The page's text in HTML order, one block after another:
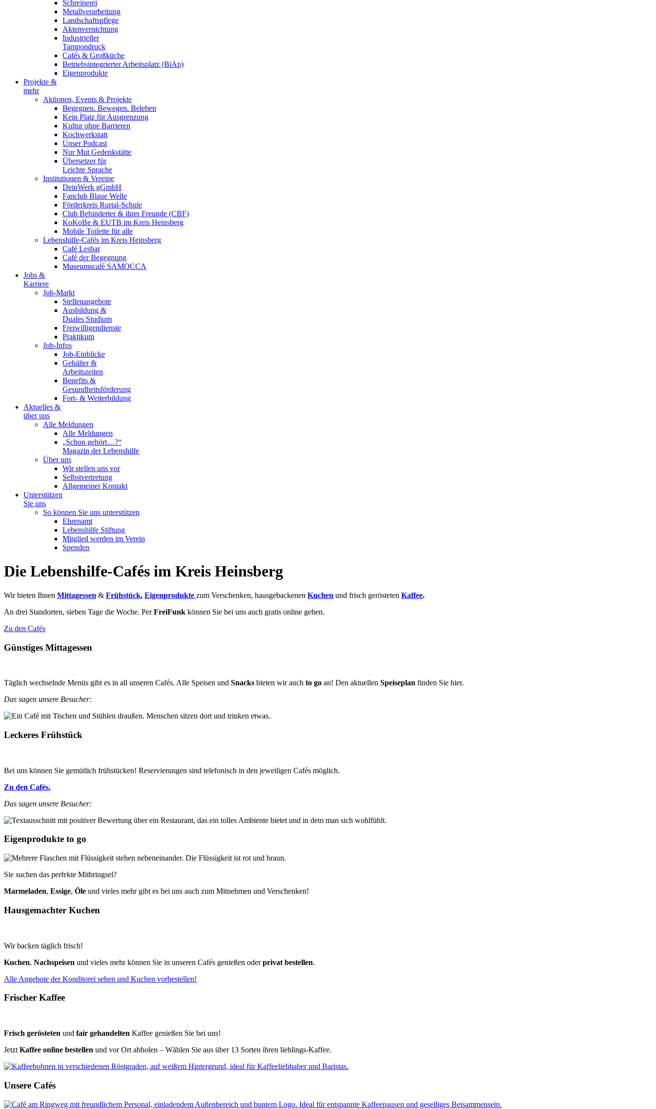
Schreinerei
Metallverarbeitung
Landschaftspflege
Aktenvernichtung
Industrieller
Tampondruck
Cafés & Großküche
Betriebsintegrierter Arbeitsplatz (BiAp)
Eigenprodukte
Projekte &
mehr
Aktionen, Events & Projekte
Begegnen. Bewegen. Beleben
Kein Platz für Ausgrenzung
Kultur ohne Barrieren
Kochwerkstatt
Unser Podcast
Nur Mut Gedenkstätte
Übersetzer für
Leichte Sprache
Institutionen & Vereine
DeinWerk gGmbH
Fanclub Blaue Welle
Förderkreis Rurtal-Schule
Club Behinderter & ihrer Freunde (CBF)
KoKoBe & EUTB im Kreis Heinsberg
Mobile Toilette für alle
Lebenshilfe-Cafés im Kreis Heinsberg
Café Lesbar
Café der Begegnung
Museumscafé SAMOCCA
Jobs &
Karriere
Job-Markt
Stellenangebote
Ausbildung &
Duales Studium
Freiwilligendienste
Praktikum
Job-Infos
Job-Einblicke
Gehälter &
Arbeitszeiten
Benefits &
Gesundheitsförderung
Fort- & Weiterbildung
Aktuelles &
über uns
Alle Meldungen
Alle Meldungen
„Schon gehört…?“
Magazin der Lebenshilfe
Über uns
Wir stellen uns vor
Selbstvertretung
Allgemeiner Kontakt
Unterstützen
Sie uns
So können Sie uns unterstützen
Ehrenamt
Lebenshilfe Stiftung
Mitglied werden im Verein
Spenden
Die Lebenshilfe-Cafés im Kreis Heinsberg
Wir bieten Ihnen Mittagessen & Frühstück, Eigenprodukte zum Verschenken, hausgebackenen Kuchen und frisch gerösteten Kaffee.
An drei Standorten, sieben Tage die Woche. PerFreiFunk können Sie bei uns auch gratis online gehen.
Zu den Cafés
Günstiges Mittagessen
Täglich wechselnde Menüs gibt es in all unseren Cafés. Alle Speisen und Snacks bieten wir auch to go an! Den aktuellen Speiseplan finden Sie hier.
Das sagen unsere Besucher:
Leckeres Frühstück
Bei uns können Sie gemütlich frühstücken! Reservierungen sind telefonisch in den jeweiligen Cafés möglich.
Zu den Cafés.
Das sagen unsere Besucher:
Eigenprodukte to go
Sie suchen das perfekte Mitbringsel?
Marmeladen, Essige, Öle und vieles mehr gibt es bei uns auch zum Mitnehmen und Verschenken!
Hausgemachter Kuchen
Wir backen täglich frisch!
Kuchen, Nachspeisen und vieles mehr können Sie in unseren Cafés genießen oderprivat bestellen.
Alle Angebote der Konditorei sehen und Kuchen vorbestellen!
Frischer Kaffee
Frisch gerösteten und fair gehandelten Kaffee genießen Sie bei uns!
Jetzt Kaffee online bestellen und vor Ort abholen – Wählen Sie aus über 13 Sorten ihren lieblings-Kaffee.
Unsere Cafés